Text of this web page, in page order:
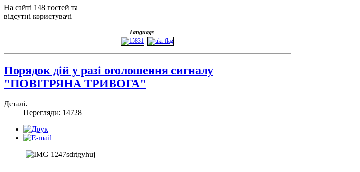
На сайті 148 гостей та
відсутні користувачі
Language
Порядок дій у разі оголошення сигналу
"ПОВІТРЯНА ТРИВОГА"
Деталі:
Перегляди: 14728